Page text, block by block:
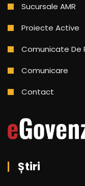
Sucursale AMR
Proiecte Active
Comunicate De
Comunicare
Contact
Știri